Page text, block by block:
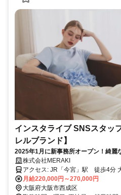
インスタライブ SNSスタッ
レルブランド】
2025年1月に新事務所オープン！綺麗
株式会社MERAKI
アクセス: JR「今宮」駅 徒歩4分 大阪メトロ「大国町」駅 徒歩11
分 給与: 月給220,000円〜270,000円 ※残業は原則ありませんが、発
生した場合は法定通り別途支給いたします。 ・昇給年1
月給220,000円～270,000円
大阪府大阪市西成区